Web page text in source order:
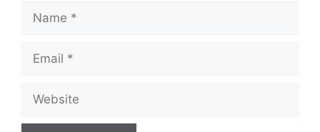
Name
Email
Website